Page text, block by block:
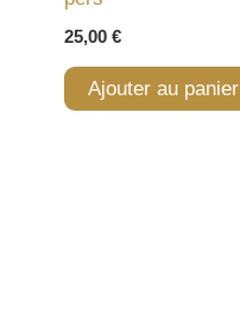
25,00 €
Ajouter au panier